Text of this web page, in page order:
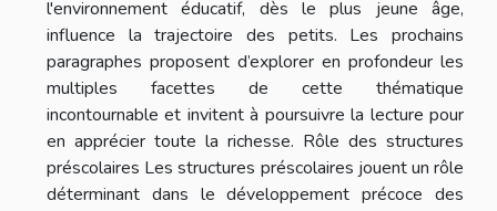
l'environnement éducatif, dès le plus jeune âge,
influence la trajectoire des petits. Les prochains
paragraphes proposent d’explorer en profondeur les
multiples facettes de cette thématique
incontournable et invitent à poursuivre la lecture pour
en apprécier toute la richesse. Rôle des structures
préscolaires Les structures préscolaires jouent un rôle
déterminant dans le développement précoce des